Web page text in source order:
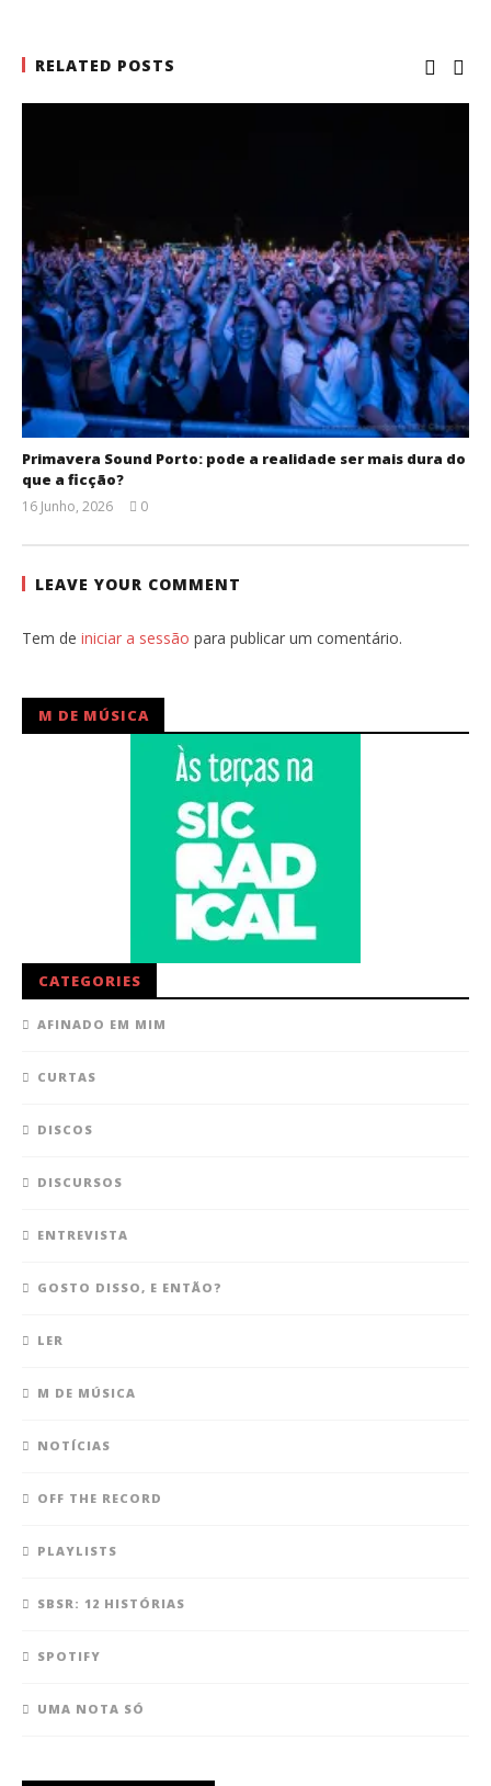
RELATED POSTS
Primavera Sound Porto: pode a realidade ser mais dura do
que a ficção?
16 Junho, 2026
Ventura
0
LEAVE YOUR COMMENT
Tem de iniciar a sessão para publicar um comentário.
M DE MÚSICA
CATEGORIES
AFINADO EM MIM
CURTAS
DISCOS
DISCURSOS
ENTREVISTA
GOSTO DISSO, E ENTÃO?
LER
M DE MÚSICA
NOTÍCIAS
OFF THE RECORD
PLAYLISTS
SBSR: 12 HISTÓRIAS
SPOTIFY
UMA NOTA SÓ